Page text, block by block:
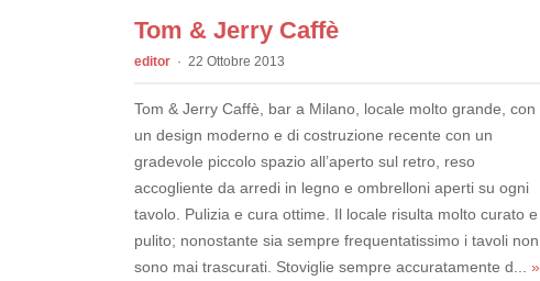
Tom & Jerry Caffè
editor 22 Ottobre 2013
Tom & Jerry Caffè, bar a Milano, locale molto grande, con
un design moderno e di costruzione recente con un
gradevole piccolo spazio all’aperto sul retro, reso
accogliente da arredi in legno e ombrelloni aperti su ogni
tavolo. Pulizia e cura ottime. Il locale risulta molto curato e
pulito; nonostante sia sempre frequentatissimo i tavoli non
sono mai trascurati. Stoviglie sempre accuratamente d... »